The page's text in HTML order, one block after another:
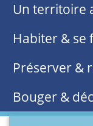
Un territoire
Habiter & se
Préserver &
Bouger &